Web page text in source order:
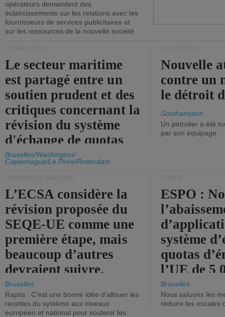
opérateurs demandent des
éclaircissements sur les relations avec les
fournisseurs de services publicitaires et
sur les ressources de la nouvelle société.
Le secteur maritime
est partagé entre un
soutien prudent et des
critiques concernant la
révision du système
d'échange de quotas
d'émission de l'UE.
Bruxelles/Washington/
Copenhague/Le Pirée/Rotterdam
Nouvelle
contre un
le détroit
Southampton
Un pétrolier a été
par son équipage.
L’ECSA considère la
révision proposée du
SEQE-UE comme une
première étape, mais
beaucoup d’autres
devraient suivre.
Bruxelles
Raptis : C’est une bonne idée d’allouer les
recettes du système aux niveaux
européen et national pour soutenir les
ESPO :
système
quotas
l’UE de 5
tonneaux
brute.
Bruxelles
Nous saluons les
réduire les escales